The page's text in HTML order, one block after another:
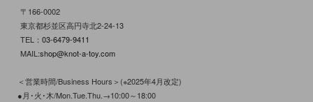
〒166-0002
東京都杉並区高円寺北2-24-13
TEL： 03-6479-9411
MAIL:shop@knot-a-toy.com
＜営業時間/Business Hours＞(※2025年4月改定)
●月･火･木/Mon.Tue.Thu.→10:00～18:00